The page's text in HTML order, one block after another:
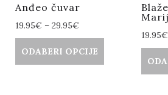
Anđeo čuvar
19.95€ – 29.95€
ODABERI OPCIJE
19.95€